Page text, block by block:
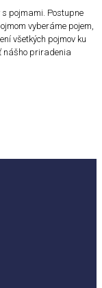
pojmami. Postupne
vyberáme pojem,
všetkých pojmov ku
nášho priradenia